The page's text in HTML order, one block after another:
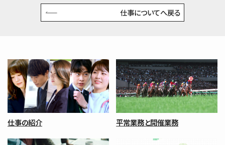
仕事についてへ戻る
仕事の紹介 平常業務と開催業務